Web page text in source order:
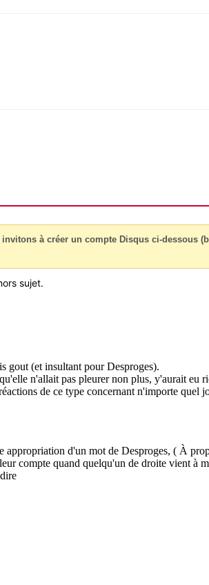
à créer un compte Disqus ci-dessous
sujet.